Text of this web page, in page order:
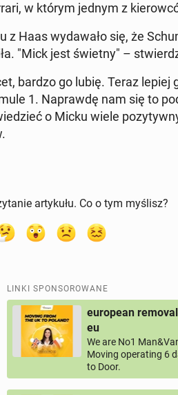
w którym jednym z
z Haas wy­da­wa­ło się, że
"Mick jest świetny" –
bardzo go lubię. Teraz
1. Na­praw­dę nam się to
o Micku wiele
artykułu. Co o tym myślisz?
LINKI SPONSOROWANE
european
eu
We are No1
Moving operating 6
to Door.